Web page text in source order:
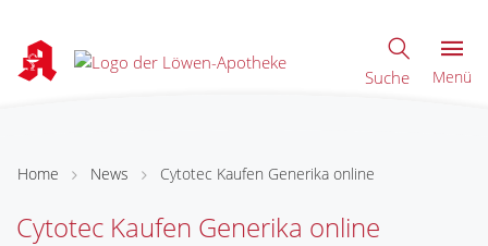
Suche Menü
Home News Cytotec Kaufen Generika online
Cytotec Kaufen Generika online